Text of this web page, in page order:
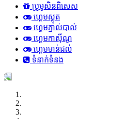
ប្រូមូសិនពិសេស
ហ្គេមស្លុត
ហ្គេមភ្នាល់បាល់
ហ្គេមកាស៊ីណូ
ហ្គេមមាន់ជល់
ទំនាក់ទំនង